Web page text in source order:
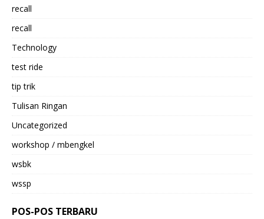
recall
recall
Technology
test ride
tip trik
Tulisan Ringan
Uncategorized
workshop / mbengkel
wsbk
wssp
POS-POS TERBARU